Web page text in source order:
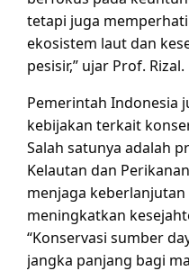
tetapi juga
ekosistem laut dan
pesisir,” ujar Prof. Rizal.
Pemerintah Indonesia
kebijakan terkait
Salah satunya adalah
Kelautan dan
menjaga
meningkatkan
“Konservasi sumber
jangka panjang bagi